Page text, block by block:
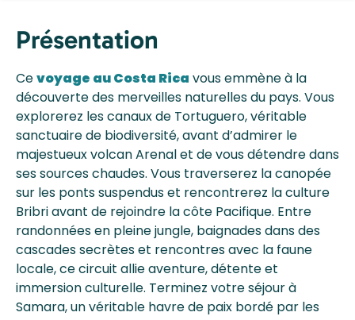
Présentation
Cevoyage au Costa Rica vous emmène à la
découverte des merveilles naturelles du pays. Vous
explorerez les canaux de Tortuguero, véritable
sanctuaire de biodiversité, avant d’admirer le
majestueux volcan Arenal et de vous détendre dans
ses sources chaudes. Vous traverserez la canopée
sur les ponts suspendus et rencontrerez la culture
Bribri avant de rejoindre la côte Pacifique. Entre
randonnées en pleine jungle, baignades dans des
cascades secrètes et rencontres avec la faune
locale, ce circuit allie aventure, détente et
immersion culturelle. Terminez votre séjour à
Samara, un véritable havre de paix bordé par les